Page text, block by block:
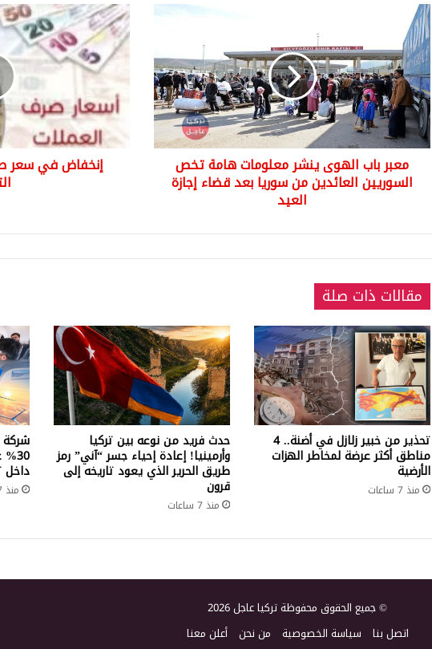
معبر
باب
الهوى
ينشر
معلومات
هامة
تخص
السوريين
العائدين
سوريا
إجازة
معبر باب الهوى ينشر معلومات هامة تخص
السوريين العائدين من سوريا بعد قضاء إجازة
العيد
إنخفاض
في
سعر
صرف
الدولار
أمام
الليرة
التركية
إنخفاض في سعر
مقالات ذات صلة
تحذير من خبير زلازل في أضنة.. 4
مناطق أكثر عرضة لمخاطر الهزات
الأرضية
منذ 7 ساعات
حدث فريد من نوعه بين تركيا
وأرمينيا! إعادة إحياء جسر “آني” رمز
طريق الحرير الذي يعود تاريخه إلى
قرون
منذ 7 ساعات
داخل
منذ 7 ساعات
© جميع الحقوق محفوظة تركيا عاجل 2026
اتصل بنا سياسة الخصوصية من نحن أعلن معنا